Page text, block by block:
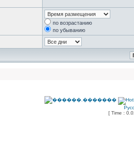
по возрастанию
по убыванию
[ Time :